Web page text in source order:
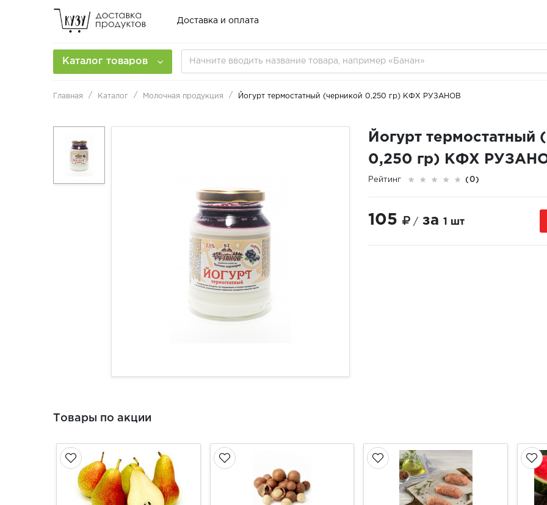
Доставка и оплата
Каталог товаров
Главная Каталог Молочная продукция Йогурт термостатный (черникой 0,250 гр) КФХ РУЗАНОВ
Йогурт термостатный
0,250 гр) КФХ
Рейтинг (0)
105 /за 1 шт
Товары по акции